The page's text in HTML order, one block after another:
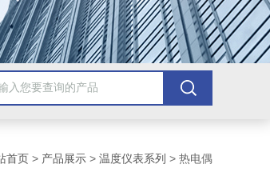
首页 > 产品展示 > 温度仪表系列 > 热电偶